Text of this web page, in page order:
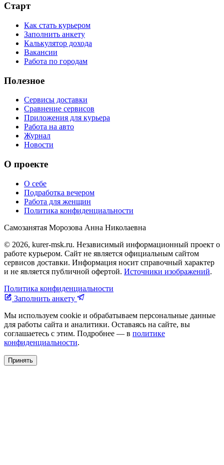
Старт
Как стать курьером
Заполнить анкету
Калькулятор дохода
Вакансии
Работа по городам
Полезное
Сервисы доставки
Сравнение сервисов
Приложения для курьера
Работа на авто
Журнал
Новости
О проекте
О себе
Подработка вечером
Работа для женщин
Политика конфиденциальности
Самозанятая Морозова Анна Николаевна
© 2026, kurer-msk.ru. Независимый информационный проект о
работе курьером. Сайт не является официальным сайтом
сервисов доставки. Информация носит справочный характер
и не является публичной офертой. Источники изображений.
Политика конфиденциальности
Заполнить анкету
Мы используем cookie и обрабатываем персональные данные
для работы сайта и аналитики. Оставаясь на сайте, вы
соглашаетесь с этим. Подробнее — в политике
конфиденциальности.
Принять